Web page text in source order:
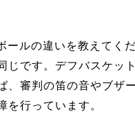
ルの違いを教えてくだ
じです。デフバスケ
、審判の笛の音やブ
行っています。